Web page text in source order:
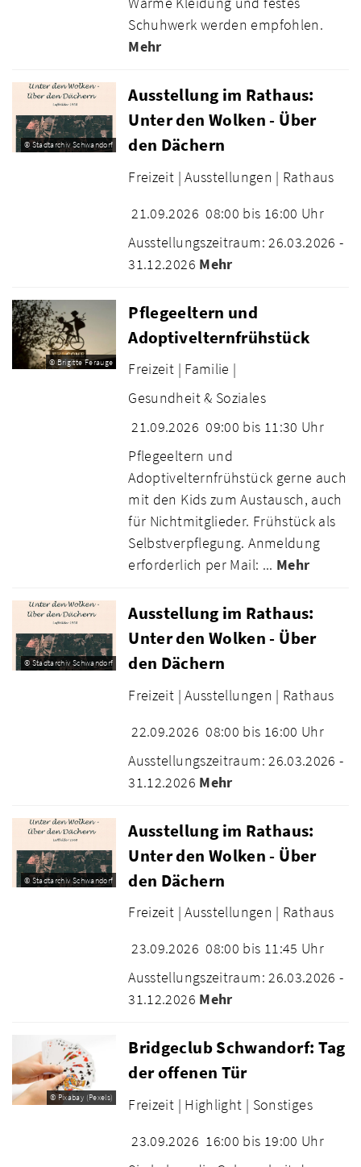
Schuhwerk werden empfohlen.
Mehr
© Stadtarchiv Schwandorf
Ausstellung im Rathaus:
Unter den Wolken - Über
den Dächern
Freizeit | Ausstellungen | Rathaus
21.09.2026 08:00 bis 16:00 Uhr
Ausstellungszeitraum: 26.03.2026 -
31.12.2026 Mehr
© Brigitte Ferauge
Pflegeeltern und
Adoptivelternfrühstück
Freizeit | Familie |
Gesundheit & Soziales
21.09.2026 09:00 bis 11:30 Uhr
Pflegeeltern und
Adoptivelternfrühstück gerne auch
mit den Kids zum Austausch, auch
für Nichtmitglieder. Frühstück als
Selbstverpflegung. Anmeldung
erforderlich per Mail: ... Mehr
© Stadtarchiv Schwandorf
Ausstellung im Rathaus:
Unter den Wolken - Über
den Dächern
Freizeit | Ausstellungen | Rathaus
22.09.2026 08:00 bis 16:00 Uhr
Ausstellungszeitraum: 26.03.2026 -
31.12.2026 Mehr
© Stadtarchiv Schwandorf
Ausstellung im Rathaus:
Unter den Wolken - Über
den Dächern
Freizeit | Ausstellungen | Rathaus
23.09.2026 08:00 bis 11:45 Uhr
Ausstellungszeitraum: 26.03.2026 -
31.12.2026 Mehr
© Pixabay (Pexels)
Bridgeclub Schwandorf: Tag
der offenen Tür
Freizeit | Highlight | Sonstiges
23.09.2026 16:00 bis 19:00 Uhr